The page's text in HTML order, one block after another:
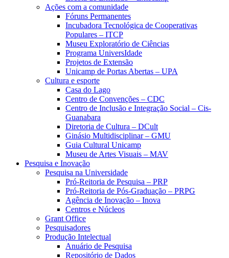
Ações com a comunidade
Fóruns Permanentes
Incubadora Tecnológica de Cooperativas
Populares – ITCP
Museu Exploratório de Ciências
Programa UniversIdade
Projetos de Extensão
Unicamp de Portas Abertas – UPA
Cultura e esporte
Casa do Lago
Centro de Convenções – CDC
Centro de Inclusão e Integração Social – Cis-
Guanabara
Diretoria de Cultura – DCult
Ginásio Multidisciplinar – GMU
Guia Cultural Unicamp
Museu de Artes Visuais – MAV
Pesquisa e Inovação
Pesquisa na Universidade
Pró-Reitoria de Pesquisa – PRP
Pró-Reitoria de Pós-Graduação – PRPG
Agência de Inovação – Inova
Centros e Núcleos
Grant Office
Pesquisadores
Produção Intelectual
Anuário de Pesquisa
Repositório de Dados